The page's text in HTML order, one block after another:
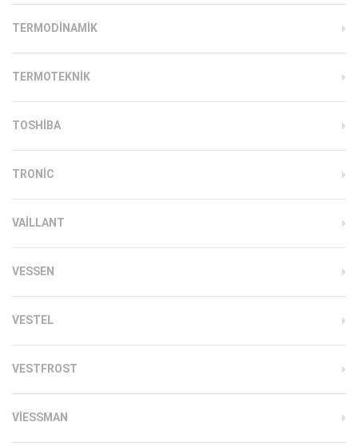
TERMODINAMIK
TERMOTEKNIK
TOSHIBA
TRONIC
VAILLANT
VESSEN
VESTEL
VESTFROST
VIESSMAN